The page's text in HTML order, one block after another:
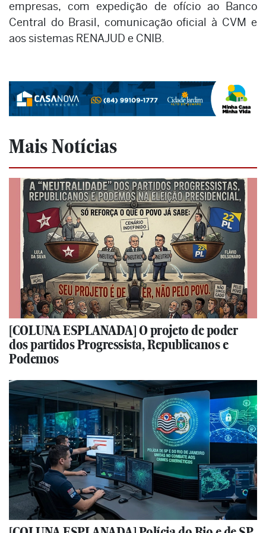
empresas, com expedição de ofício ao Banco
Central do Brasil, comunicação oficial à CVM e
aos sistemas RENAJUD e CNIB.
Mais Notícias
[COLUNA ESPLANADA] O projeto de poder
dos partidos Progressista, Republicanos e
Podemos